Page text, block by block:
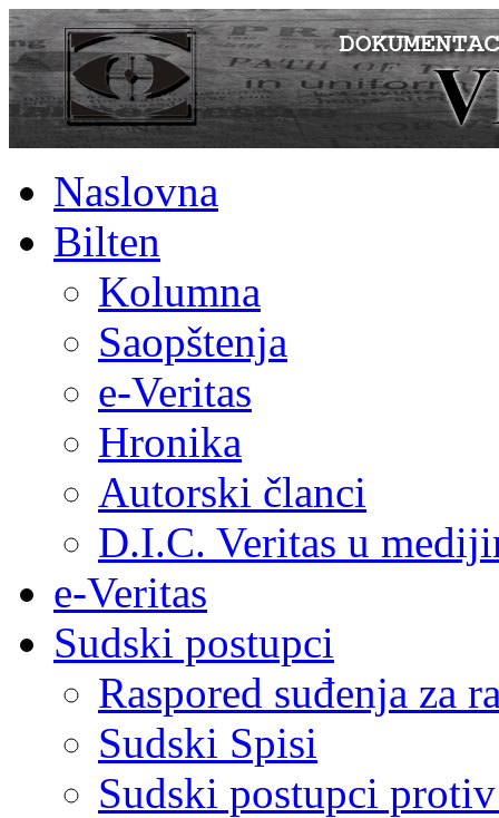
Naslovna
Bilten
Kolumna
Saopštenja
e-Veritas
Hronika
Autorski članci
D.I.C. Veritas u
e-Veritas
Sudski postupci
Raspored suđenja za
Sudski Spisi
Sudski postupci